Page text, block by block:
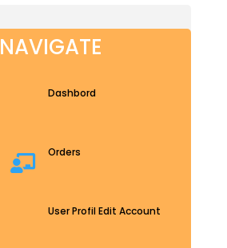
NAVIGATE
Dashbord

Orders
User Profil Edit Account